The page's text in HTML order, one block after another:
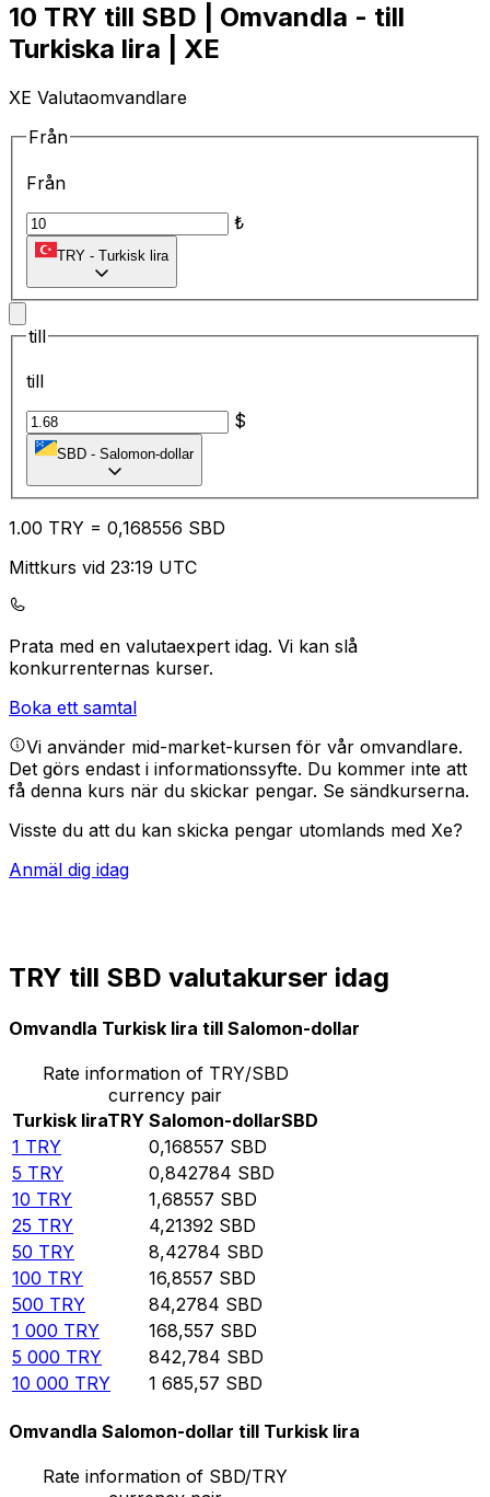
10 TRY till SBD | Omvandla - till
Turkiska lira | XE
XE Valutaomvandlare
Från
Från
₺
TRY - Turkisk lira
till
till
$
SBD - Salomon-dollar
1.00 TRY = 0,168556 SBD
Mittkurs vid 23:19 UTC
Prata med en valutaexpert idag. Vi kan slå
konkurrenternas kurser.
Boka ett samtal
Vi använder mid-market-kursen för vår omvandlare.
Det görs endast i informationssyfte. Du kommer inte att
få denna kurs när du skickar pengar. Se sändkurserna.
Visste du att du kan skicka pengar utomlands med Xe?
Anmäl dig idag
TRY till SBD valutakurser idag
Omvandla Turkisk lira till Salomon-dollar
Rate information of TRY/SBD
currency pair
Turkisk liraTRY Salomon-dollarSBD
1 TRY 0,168557 SBD
5 TRY 0,842784 SBD
10 TRY 1,68557 SBD
25 TRY 4,21392 SBD
50 TRY 8,42784 SBD
100 TRY 16,8557 SBD
500 TRY 84,2784 SBD
1 000 TRY 168,557 SBD
5 000 TRY 842,784 SBD
10 000 TRY 1 685,57 SBD
Omvandla Salomon-dollar till Turkisk lira
Rate information of SBD/TRY